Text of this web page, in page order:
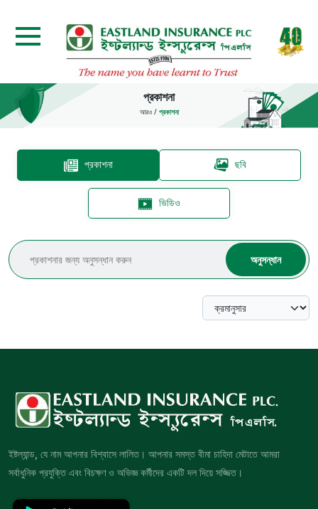
প্রকাশনা
আরও/ প্রকাশনা
প্রকাশনা ছবি
ভিডিও
অনুসন্ধান
ইষ্টল্যান্ড, যে নাম আপনার বিশ্বাসে লালিত। আপনার সমস্ত বীমা চাহিদা মেটাতে আমরা
সর্বাধুনিক প্রযুক্তি এবং বিচক্ষণ ও অভিজ্ঞ কর্মীদের একটি দল দিয়ে সজ্জিত।